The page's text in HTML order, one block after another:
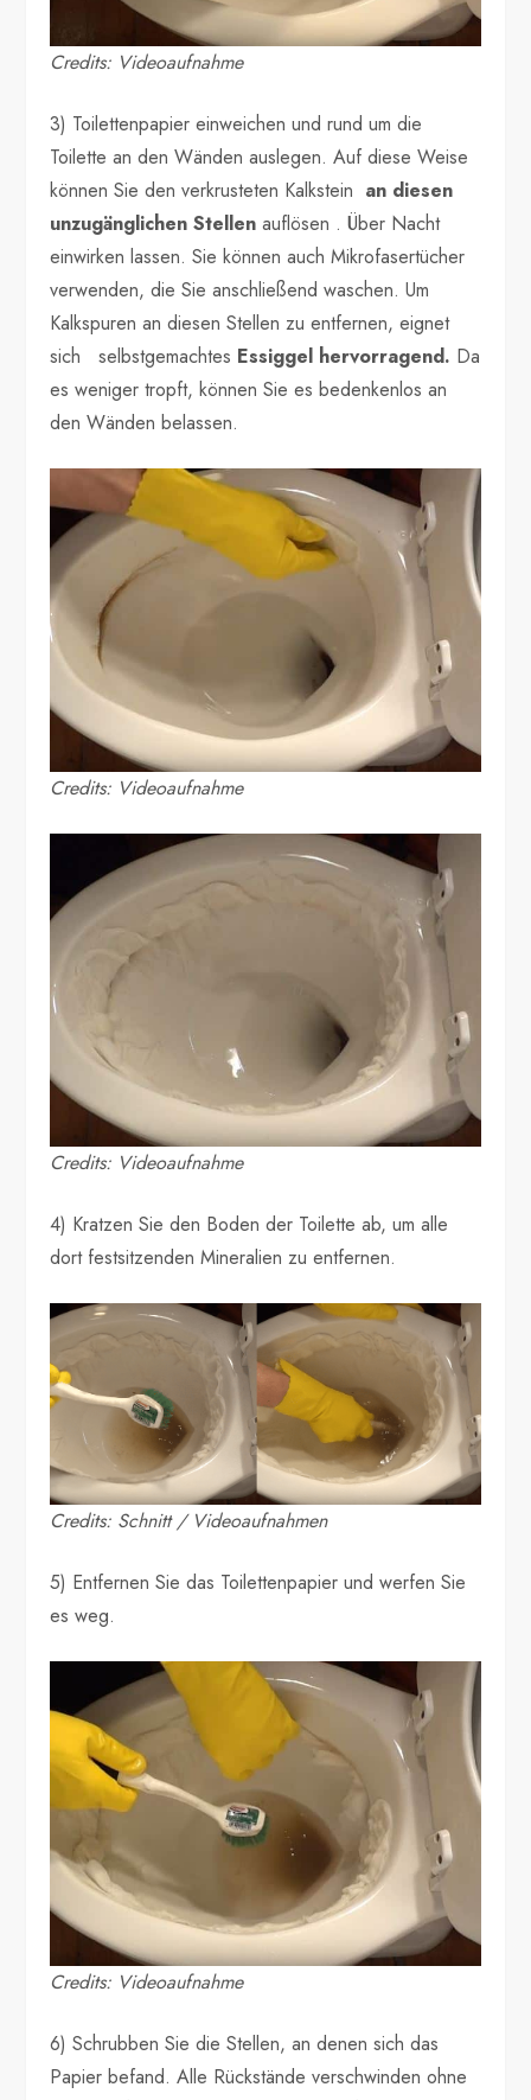
Credits: Videoaufnahme
3) Toilettenpapier einweichen und rund um die
Toilette an den Wänden auslegen. Auf diese Weise
können Sie den verkrusteten Kalkstein an diesen
unzugänglichen Stellen auflösen . Über Nacht
einwirken lassen. Sie können auch Mikrofasertücher
verwenden, die Sie anschließend waschen. Um
Kalkspuren an diesen Stellen zu entfernen, eignet
sich selbstgemachtes Essiggel hervorragend. Da
es weniger tropft, können Sie es bedenkenlos an
den Wänden belassen.
Credits: Videoaufnahme
Credits: Videoaufnahme
4) Kratzen Sie den Boden der Toilette ab, um alle
dort festsitzenden Mineralien zu entfernen.
Credits: Schnitt / Videoaufnahmen
5) Entfernen Sie das Toilettenpapier und werfen Sie
es weg.
Credits: Videoaufnahme
6) Schrubben Sie die Stellen, an denen sich das
Papier befand. Alle Rückstände verschwinden ohne